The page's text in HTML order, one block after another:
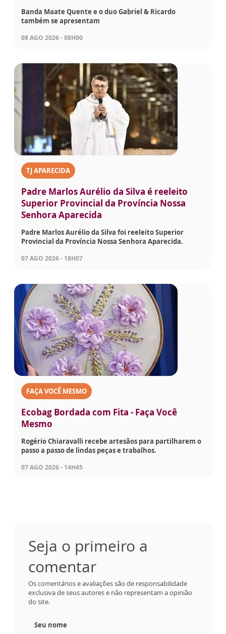
Banda Maate Quente e o duo Gabriel & Ricardo
também se apresentam
08 AGO 2026 - 08H00
TJ APARECIDA
Padre Marlos Aurélio da Silva é reeleito
Superior Provincial da Província Nossa
Senhora Aparecida
Padre Marlos Aurélio da Silva foi reeleito Superior
Provincial da Província Nossa Senhora Aparecida.
07 AGO 2026 - 18H07
FAÇA VOCÊ MESMO
Ecobag Bordada com Fita - Faça Você
Mesmo
Rogério Chiaravalli recebe artesãos para partilharem o
passo a passo de lindas peças e trabalhos.
07 AGO 2026 - 14H45
Seja o primeiro a
comentar
Os comentários e avaliações são de responsabilidade
exclusiva de seus autores e não representam a opinião
do site.
Seu nome